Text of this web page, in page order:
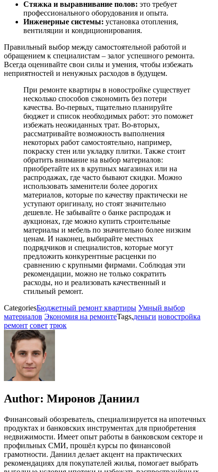
Стяжка и выравнивание полов: это требует
профессионального оборудования и опыта.
Инженерные системы: установка отопления,
вентиляции и кондиционирования.
Правильный выбор между самостоятельной работой и
обращением к специалистам – залог успешного ремонта.
Всегда оценивайте свои силы и умения, чтобы избежать
неприятностей и ненужных расходов в будущем.
При ремонте квартиры в новостройке существует
несколько способов сэкономить без потери
качества. Во-первых, тщательно планируйте
бюджет и список необходимых работ: это поможет
избежать неожиданных трат. Во-вторых,
рассматривайте возможность выполнения
некоторых работ самостоятельно, например,
покраску стен или укладку плитки. Также стоит
обратить внимание на выбор материалов:
приобретайте их в крупных магазинах или на
распродажах, где часто бывают скидки. Можно
использовать заменители более дорогих
материалов, которые по качеству практически не
уступают оригиналу, но стоят значительно
дешевле. Не забывайте о банкe распродаж и
аукционах, где можно купить строительные
материалы и мебель по значительно более низким
ценам. И наконец, выбирайте местных
подрядчиков и специалистов, которые могут
предложить конкурентные расценки по
сравнению с крупными фирмами. Соблюдая эти
рекомендации, можно не только сократить
расходы, но и реализовать качественный и
стильный ремонт.
CategoriesБюджетный ремонт квартиры Умный выбор
материалов Экономия на ремонтеTags,деньги новостройка
ремонт совет трюк
Author: Миронов Даниил
Финансовый обозреватель, специализируется на ипотечных
продуктах и банковских инструментах для приобретения
недвижимости. Имеет опыт работы в банковском секторе и
профильных СМИ, прошёл курсы по финансовой
грамотности. Даниил делает акцент на практических
рекомендациях для покупателей жилья, помогает выбрать